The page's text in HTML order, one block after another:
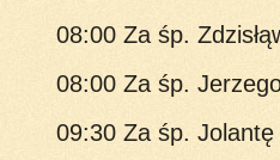
08:00 Za śp.
08:00 Za śp.
09:30 Za śp.